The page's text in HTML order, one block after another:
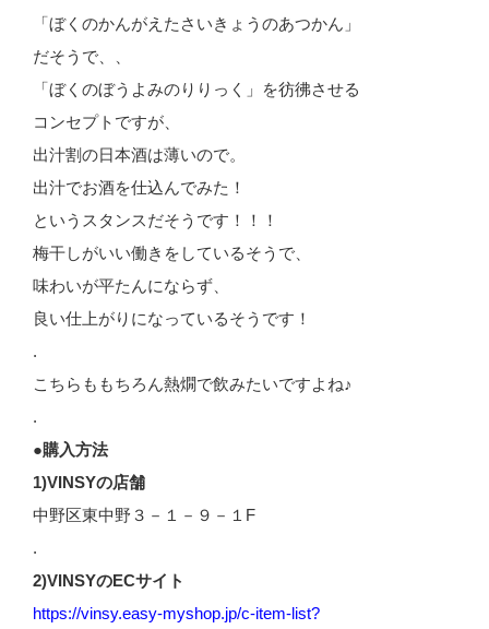
「ぼくのかんがえたさいきょうのあつかん」
だそうで、、
「ぼくのぼうよみのりりっく」を彷彿させる
コンセプトですが、
出汁割の日本酒は薄いので。
出汁でお酒を仕込んでみた！
というスタンスだそうです！！！
梅干しがいい働きをしているそうで、
味わいが平たんにならず、
良い仕上がりになっているそうです！
.
こちらももちろん熱燗で飲みたいですよね♪
.
●購入方法
1)VINSYの店舗
中野区東中野３－１－９－１F
.
2)VINSYのECサイト
https://vinsy.easy-myshop.jp/c-item-list?